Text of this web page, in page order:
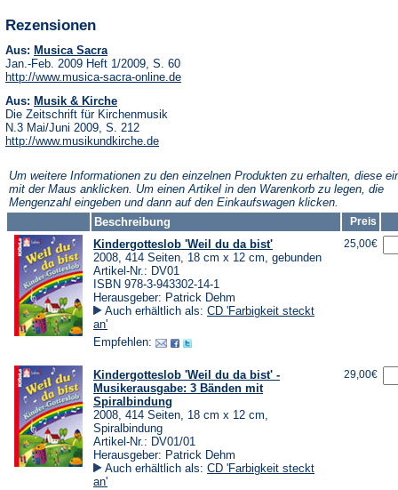
Rezensionen
Aus: Musica Sacra(Öffnet
in
einem
neuen
Tab)
Jan.-Feb. 2009 Heft 1/2009, S. 60
http://www.musica-sacra-online.de(Öffnet
Aus: Musik & Kirche(Öffnet
in
einem
neuen
Tab)
Die Zeitschrift für Kirchenmusik
N.3 Mai/Juni 2009, S. 212
http://www.musikundkirche.de(Öffnet
neuen
Tab)
Um weitere Informationen zu den einzelnen Produkten zu erhalten, diese
mit der Maus anklicken. Um einen Artikel in den Warenkorb zu legen, die
Mengenzahl eingeben und dann auf den Einkaufswagen klicken.
Beschreibung
Preis
Kindergotteslob 'Weil du da bist'
2008, 414 Seiten, 18 cm x 12 cm, gebunden
Artikel-Nr.: DV01
ISBN 978-3-943302-14-1
Herausgeber: Patrick Dehm
Auch erhältlich als: CD 'Farbigkeit steckt
an'
Empfehlen:
25,00€
Kindergotteslob 'Weil du da bist' -
Musikerausgabe: 3 Bänden mit
Spiralbindung
2008, 414 Seiten, 18 cm x 12 cm,
Spiralbindung
Artikel-Nr.: DV01/01
Herausgeber: Patrick Dehm
Auch erhältlich als: CD 'Farbigkeit steckt
an'
29,00€